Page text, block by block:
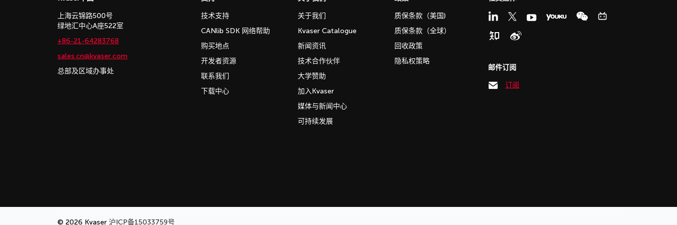
上海云锦路500号
绿地汇中心A座522室
+86-21-64283768
sales.cn@kvaser.com
总部及区域办事处
技术支持
CANlib SDK 网络帮助
购买地点
开发者资源
联系我们
下载中心
关于我们
Kvaser Catalogue
新闻资讯
技术合作伙伴
大学赞助
加入Kvaser
媒体与新闻中心
可持续发展
质保条款（美国)
质保条款（全球）
回收政策
隐私权策略
邮件订阅
订阅
© 2026 Kvaser 沪ICP备15033759号